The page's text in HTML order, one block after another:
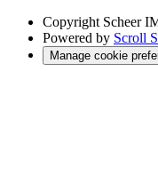
Copyright Scheer
Powered by Scroll
Manage cookie